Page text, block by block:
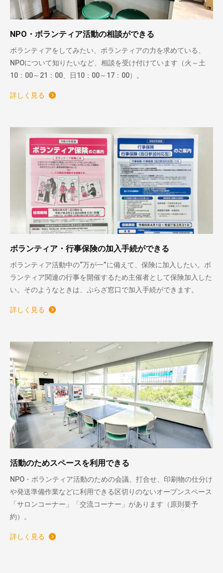
NPO・ボランティア活動の相談ができる
ボランティアをしてみたい、ボランティアの力を求めている、
NPOについて知りたいなど、相談を受け付けています（火～土
10：00～21：00、日10：00～17：00）。
詳しく見る
ボランティア・行事保険の加入手続ができる
ボランティア活動中の“万が一”に備えて、保険に加入したい。ボ
ランティア関連の行事を開催するため主催者として保険加入した
い。そのようなときは、ぷらざ窓口で加入手続ができます。
詳しく見る
活動のためスペースを利用できる
NPO・ボランティア活動のための会議、打合せ、印刷物の仕分け
や発送準備作業などに利用できる区切りのないオープンスペース
「サロンコーナー」「交流コーナー」があります（原則要予
約）。
詳しく見る